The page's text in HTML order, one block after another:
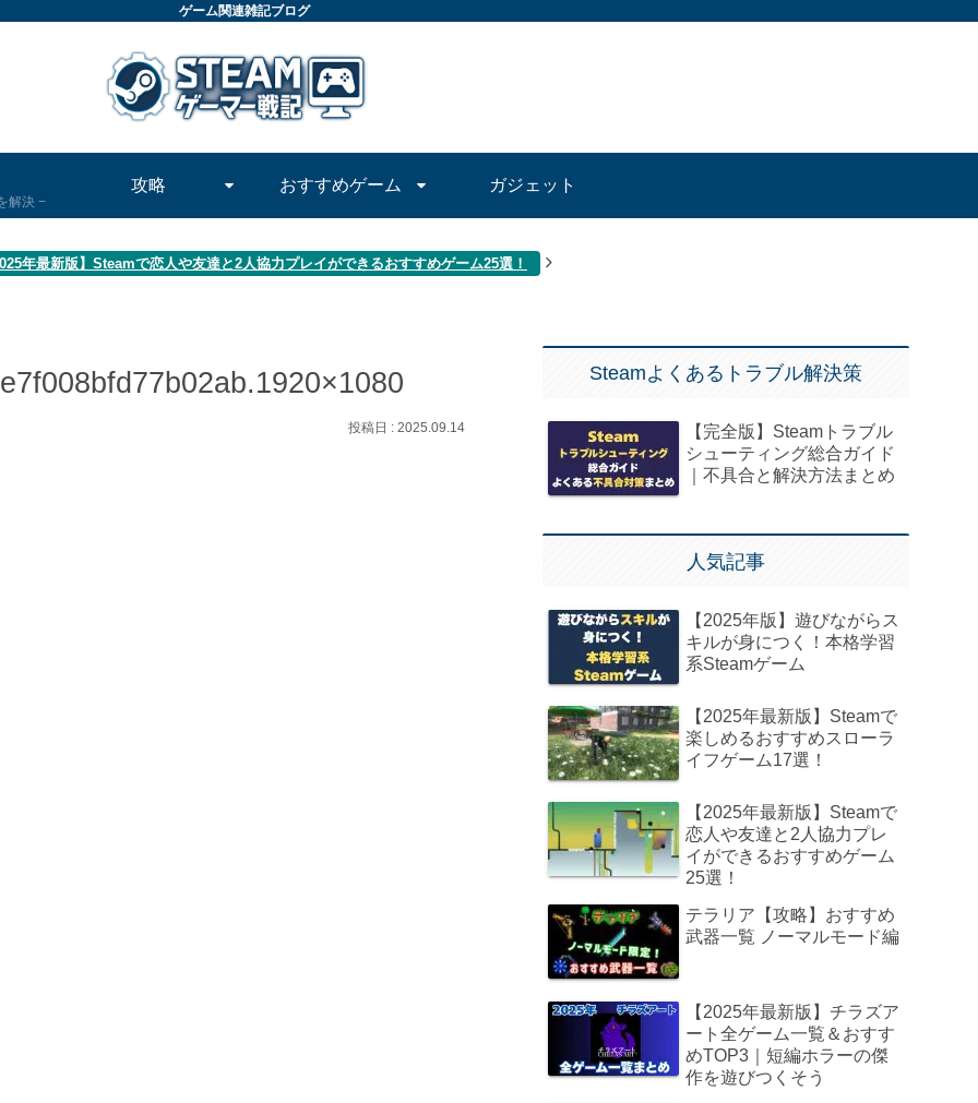
ゲーム関連雑記ブログ
解決
攻略 おすすめゲーム ガジェット
年最新版】Steamで恋人や友達と2人協力プレイができるおすすめゲーム25選！
2025.09.14
Steamよくあるトラブル解決策
【完全版】Steamトラブル
シューティング総合ガイド
｜不具合と解決方法まとめ
人気記事
【2025年版】遊びながらス
キルが身につく！本格学習
系Steamゲーム
【2025年最新版】Steamで
楽しめるおすすめスローラ
イフゲーム17選！
【2025年最新版】Steamで
恋人や友達と2人協力プレ
イができるおすすめゲーム
25選！
テラリア【攻略】おすすめ
武器一覧 ノーマルモード編
【2025年最新版】チラズア
ート全ゲーム一覧＆おすす
めTOP3｜短編ホラーの傑
作を遊びつくそう